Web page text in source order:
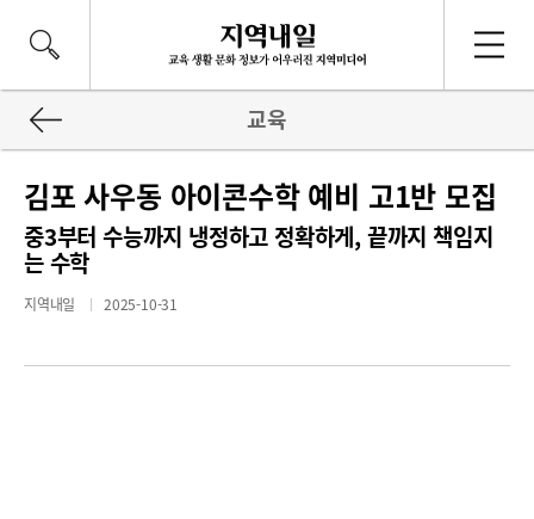
교육
김포 사우동 아이콘수학 예비 고1반 모집
중3부터 수능까지 냉정하고 정확하게, 끝까지 책임지
는 수학
지역내일 2025-10-31